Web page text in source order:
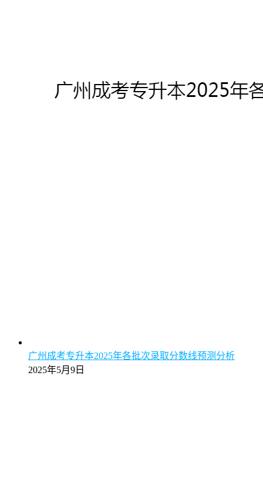
广州成考专升本2025年各批次录取分数线预测分析
2025年5月9日